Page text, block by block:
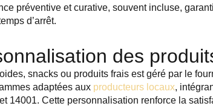
préventive et curative, souvent incluse,
d’arrêt.
des
snacks ou produits frais est géré par le
adaptées aux producteurs locaux,
14001. Cette personnalisation renforce la